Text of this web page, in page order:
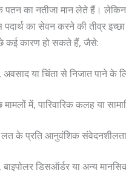
का नतीजा मान लेते हैं।
का सेवन करने की तीव्र
कई कारण हो सकते हैं, जैसे:
अवसाद या चिंता से निजात पाने के
में, पारिवारिक कलह या
के प्रति आनुवंशिक
डिसऑर्डर या अन्य